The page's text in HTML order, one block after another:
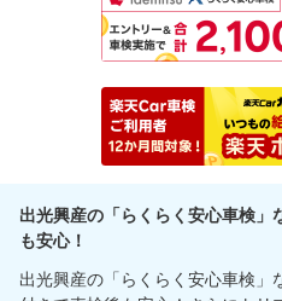
出光興産の「らくらく安心車検」
も安心！
出光興産の「らくらく安心車検」